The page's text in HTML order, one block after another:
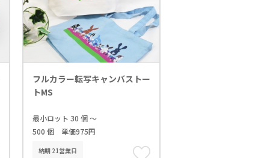
フルカラー転写キャンバストー
トMS
最小ロット 30 個 ～
500 個 単価975円
納期 21営業日